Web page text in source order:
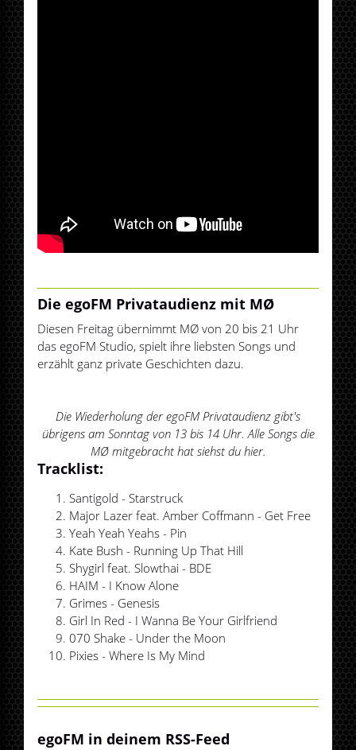
Die egoFM Privataudienz mit MØ
Diesen Freitag übernimmt MØ von 20 bis 21 Uhr
das egoFM Studio, spielt ihre liebsten Songs und
erzählt ganz private Geschichten dazu.
Die Wiederholung der egoFM Privataudienz gibt's
übrigens am Sonntag von 13 bis 14 Uhr. Alle Songs die
MØ mitgebracht hat siehst du hier.
Tracklist:
Santigold - Starstruck
Major Lazer feat. Amber Coffmann - Get Free
Yeah Yeah Yeahs - Pin
Kate Bush - Running Up That Hill
Shygirl feat. Slowthai - BDE
HAIM - I Know Alone
Grimes - Genesis
Girl In Red - I Wanna Be Your Girlfriend
070 Shake - Under the Moon
Pixies - Where Is My Mind
egoFM in deinem RSS-Feed